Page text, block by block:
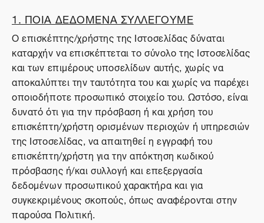
1. ΠΟΙΑ ΔΕΔΟΜΕΝΑ ΣΥΛΛΕΓΟΥΜΕ
Ο επισκέπτης/χρήστης της Ιστοσελίδας δύναται
καταρχήν να επισκέπτεται το σύνολο της Ιστοσελίδας
και των επιμέρους υποσελίδων αυτής, χωρίς να
αποκαλύπτει την ταυτότητα του και χωρίς να παρέχει
οποιοδήποτε προσωπικό στοιχείο του. Ωστόσο, είναι
δυνατό ότι για την πρόσβαση ή και χρήση του
επισκέπτη/χρήστη ορισμένων περιοχών ή υπηρεσιών
της Ιστοσελίδας, να απαιτηθεί η εγγραφή του
επισκέπτη/χρήστη για την απόκτηση κωδικού
πρόσβασης ή/και συλλογή και επεξεργασία
δεδομένων προσωπικού χαρακτήρα και για
συγκεκριμένους σκοπούς, όπως αναφέρονται στην
παρούσα Πολιτική.